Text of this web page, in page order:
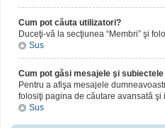
Cum pot căuta utilizatori?
Duceţi-vă la secţiunea “Membri” şi
Sus
Cum pot găsi mesajele şi
Pentru a afişa mesajele
folosiţi pagina de căutare avansată
Sus